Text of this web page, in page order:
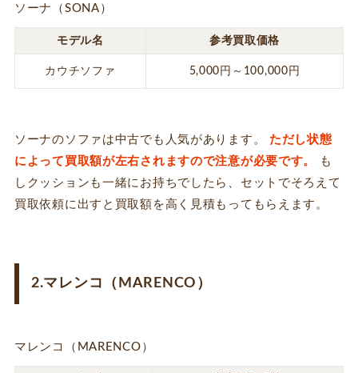
ソーナ（SONA）
モデル名 参考買取価格
カウチソファ 5,000円～100,000円
ソーナのソファは中古でも人気があります。 ただし状態
によって買取額が左右されますので注意が必要です。
も
しクッションも一緒にお持ちでしたら、セットでそろえて
買取依頼に出すと買取額を高く見積もってもらえます。
2.マレンコ（MARENCO）
マレンコ（MARENCO）